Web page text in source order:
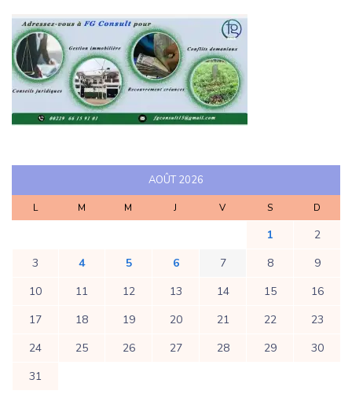
AOÛT 2026
L M M J V S D
1
2
3
4 5 6 7 8
9
10
11 12 13 14 15
16
17
18 19 20 21 22
23
24
25 26 27 28 29
30
31